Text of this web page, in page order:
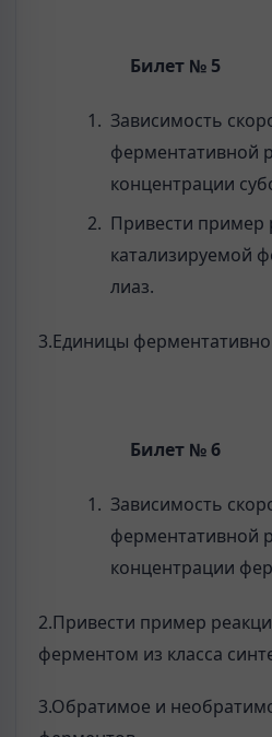
Билет № 5
Зависимость
ферментативной
концентрации
Привести пример
катализируемой
лиаз.
3.Единицы
Билет № 6
Зависимость
ферментативной
концентрации
2.Привести пример
ферментом из класса
3.Обратимое и